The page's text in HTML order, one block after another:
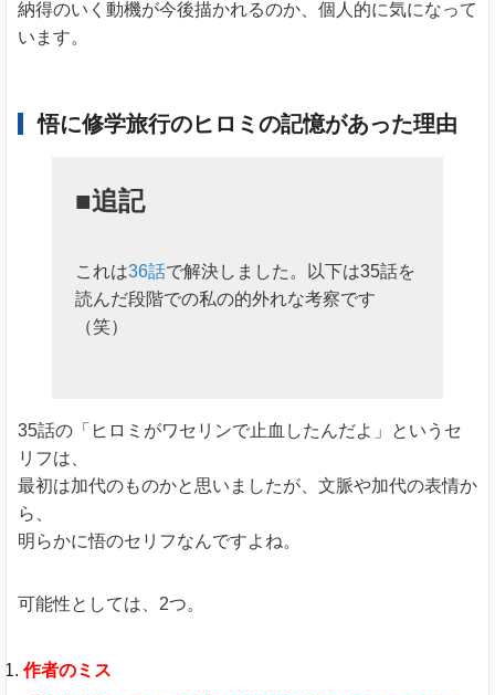
納得のいく動機が今後描かれるのか、個人的に気になって
います。
悟に修学旅行のヒロミの記憶があった理由
■追記
これは36話で解決しました。以下は35話を
読んだ段階での私の的外れな考察です
（笑）
35話の「ヒロミがワセリンで止血したんだよ」というセ
リフは、
最初は加代のものかと思いましたが、文脈や加代の表情か
ら、
明らかに悟のセリフなんですよね。
可能性としては、2つ。
作者のミス